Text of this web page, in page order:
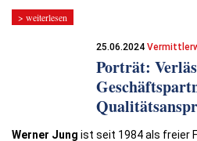
> weiterlesen
25.06.2024
Porträt:
Werner Jung ist seit 1984 als freier